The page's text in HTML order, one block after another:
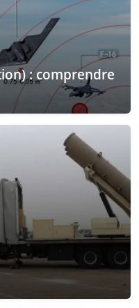
: comprendre